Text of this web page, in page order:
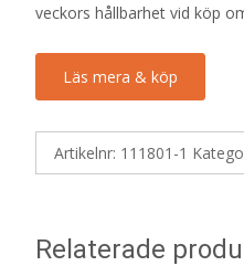
veckors hållbarhet vid köp
Läs mera & köp
Artikelnr: 111801-1
Relaterade